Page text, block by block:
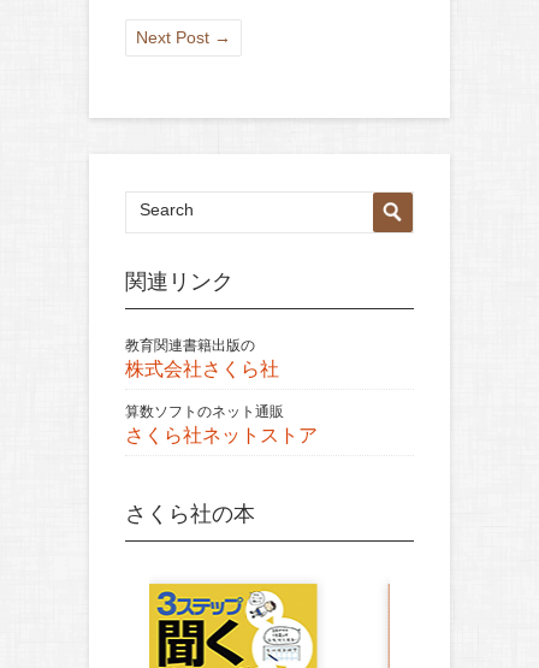
Next Post →
関連リンク
教育関連書籍出版の
株式会社さくら社
算数ソフトのネット通販
さくら社ネットストア
さくら社の本